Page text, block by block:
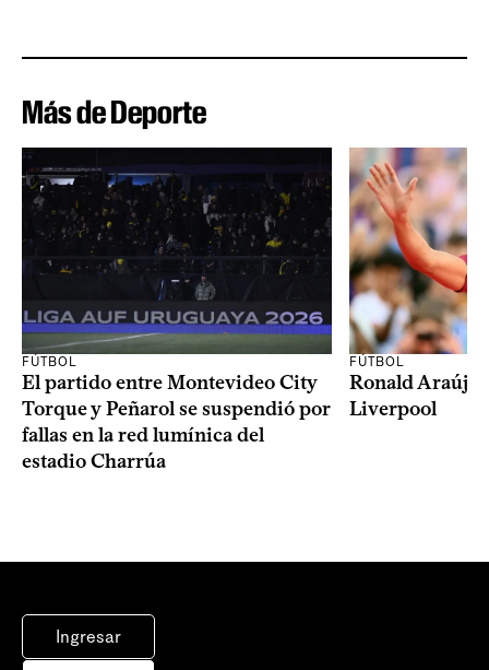
Más de Deporte
FÚTBOL
El partido entre Montevideo City
Torque y Peñarol se suspendió por
fallas en la red lumínica del
estadio Charrúa
FÚTBOL
Ronald Araújo
Liverpool
Ingresar